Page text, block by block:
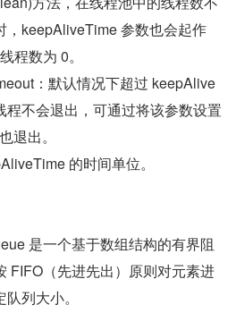
，keepAliveTime 参数也会起作
程数为 0。
：默认情况下超过 keepAlive
程不会退出，可通过将该参数设置
退出。
的时间单位。
是一个基于数组结构的有界阻
FIFO（先进先出）原则对元素进
列大小。